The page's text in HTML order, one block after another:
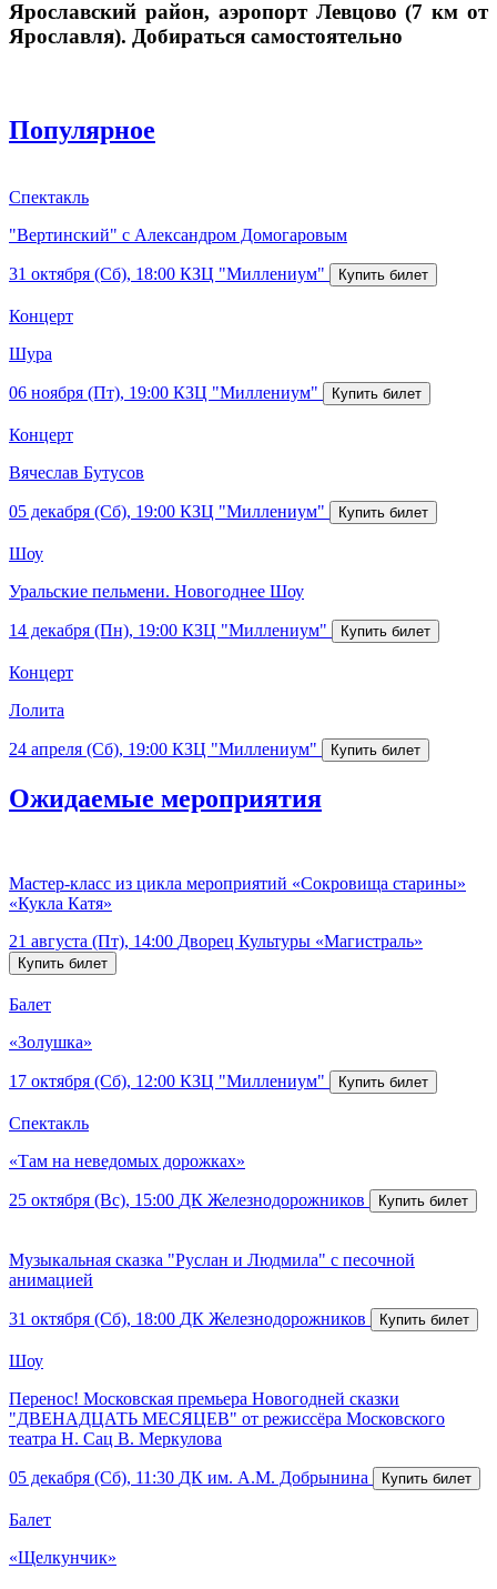
Ярославский район, аэропорт Левцово (7 км от
Ярославля). Добираться самостоятельно
Популярное
Спектакль
"Вертинский" с Александром Домогаровым
31 октября (Сб), 18:00 КЗЦ "Миллениум"
Концерт
Шура
06 ноября (Пт), 19:00 КЗЦ "Миллениум"
Концерт
Вячеслав Бутусов
05 декабря (Сб), 19:00 КЗЦ "Миллениум"
Шоу
Уральские пельмени. Новогоднее Шоу
14 декабря (Пн), 19:00 КЗЦ "Миллениум"
Концерт
Лолита
24 апреля (Сб), 19:00 КЗЦ "Миллениум"
Ожидаемые мероприятия
Мастер-класс из цикла мероприятий «Сокровища старины»
«Кукла Катя»
21 августа (Пт), 14:00 Дворец Культуры «Магистраль»
Балет
«Золушка»
17 октября (Сб), 12:00 КЗЦ "Миллениум"
Спектакль
«Там на неведомых дорожках»
25 октября (Вс), 15:00 ДК Железнодорожников
Музыкальная сказка "Руслан и Людмила" с песочной
анимацией
31 октября (Сб), 18:00 ДК Железнодорожников
Шоу
Перенос! Московская премьера Новогодней сказки
"ДВЕНАДЦАТЬ МЕСЯЦЕВ" от режиссёра Московского
театра Н. Сац В. Меркулова
05 декабря (Сб), 11:30 ДК им. А.М. Добрынина
Балет
«Щелкунчик»